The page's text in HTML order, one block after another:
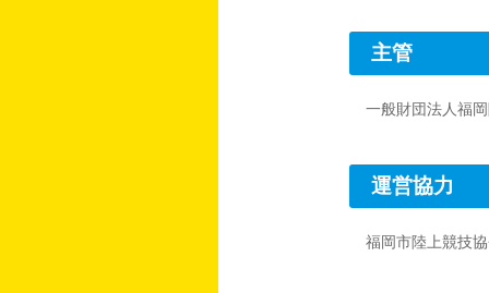
主管
一般財団法人福
運営協力
福岡市陸上競技